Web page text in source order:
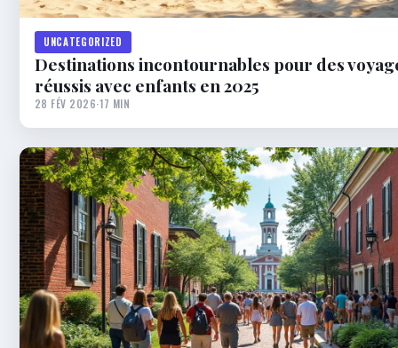
UNCATEGORIZED
Destinations incontournables pour des
réussis avec enfants en 2025
28 FÉV 2026·17 MIN